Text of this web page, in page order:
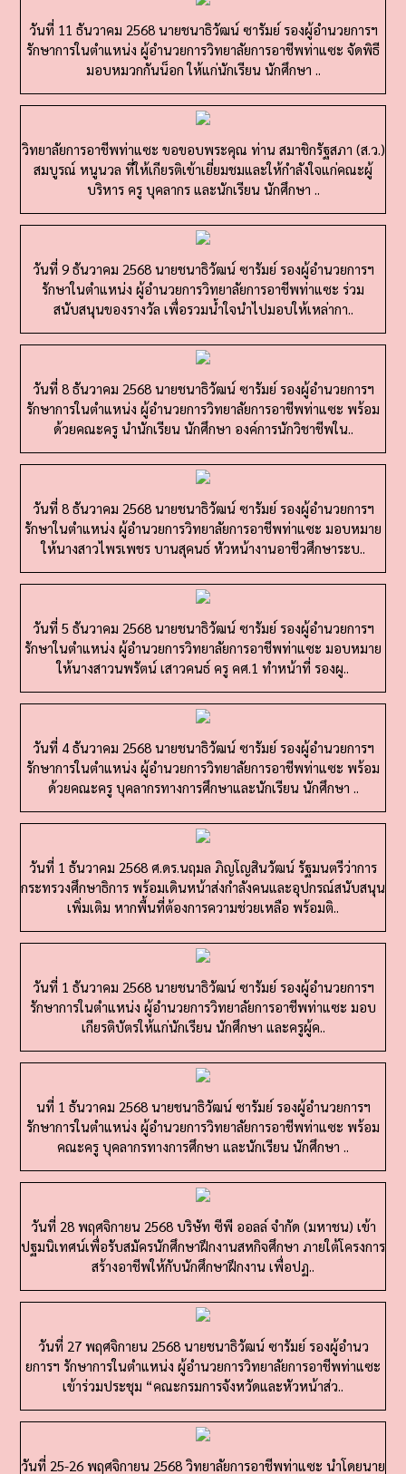
วันที่ 11 ธันวาคม 2568 นายชนาธิวัฒน์ ซารัมย์ รองผู้อำนวยการฯ
รักษาการในตำแหน่ง ผู้อำนวยการวิทยาลัยการอาชีพท่าแซะ จัดพิธี
มอบหมวกกันน็อก ให้แก่นักเรียน นักศึกษา ..
วิทยาลัยการอาชีพท่าแซะ ขอขอบพระคุณ ท่าน สมาชิกรัฐสภา (ส.ว.)
สมบูรณ์ หนูนวล ที่ให้เกียรติเข้าเยี่ยมชมและให้กำลังใจแก่คณะผู้
บริหาร ครู บุคลากร และนักเรียน นักศึกษา ..
วันที่ 9 ธันวาคม 2568 นายชนาธิวัฒน์ ซารัมย์ รองผู้อำนวยการฯ
รักษาในตำแหน่ง ผู้อำนวยการวิทยาลัยการอาชีพท่าแซะ ร่วม
สนับสนุนของรางวัล เพื่อรวมน้ำใจนำไปมอบให้เหล่ากา..
วันที่ 8 ธันวาคม 2568 นายชนาธิวัฒน์ ซารัมย์ รองผู้อำนวยการฯ
รักษาการในตำแหน่ง ผู้อำนวยการวิทยาลัยการอาชีพท่าแซะ พร้อม
ด้วยคณะครู นำนักเรียน นักศึกษา องค์การนักวิชาชีพใน..
วันที่ 8 ธันวาคม 2568 นายชนาธิวัฒน์ ซารัมย์ รองผู้อำนวยการฯ
รักษาในตำแหน่ง ผู้อำนวยการวิทยาลัยการอาชีพท่าแซะ มอบหมาย
ให้นางสาวไพรเพชร บานสุคนธ์ หัวหน้างานอาชีวศึกษาระบ..
วันที่ 5 ธันวาคม 2568 นายชนาธิวัฒน์ ซารัมย์ รองผู้อำนวยการฯ
รักษาในตำแหน่ง ผู้อำนวยการวิทยาลัยการอาชีพท่าแซะ มอบหมาย
ให้นางสาวนพรัตน์ เสาวคนธ์ ครู คศ.1 ทำหน้าที่ รองผู..
วันที่ 4 ธันวาคม 2568 นายชนาธิวัฒน์ ซารัมย์ รองผู้อำนวยการฯ
รักษาการในตำแหน่ง ผู้อำนวยการวิทยาลัยการอาชีพท่าแซะ พร้อม
ด้วยคณะครู บุคลากรทางการศึกษาและนักเรียน นักศึกษา ..
วันที่ 1 ธันวาคม 2568 ศ.ดร.นฤมล ภิญโญสินวัฒน์ รัฐมนตรีว่าการ
กระทรวงศึกษาธิการ พร้อมเดินหน้าส่งกำลังคนและอุปกรณ์สนับสนุน
เพิ่มเติม หากพื้นที่ต้องการความช่วยเหลือ พร้อมติ..
วันที่ 1 ธันวาคม 2568 นายชนาธิวัฒน์ ซารัมย์ รองผู้อำนวยการฯ
รักษาการในตำแหน่ง ผู้อำนวยการวิทยาลัยการอาชีพท่าแซะ มอบ
เกียรติบัตรให้แก่นักเรียน นักศึกษา และครูผู้ค..
นที่ 1 ธันวาคม 2568 นายชนาธิวัฒน์ ซารัมย์ รองผู้อำนวยการฯ
รักษาการในตำแหน่ง ผู้อำนวยการวิทยาลัยการอาชีพท่าแซะ พร้อม
คณะครู บุคลากรทางการศึกษา และนักเรียน นักศึกษา ..
วันที่ 28 พฤศจิกายน 2568 บริษัท ซีพี ออลล์ จำกัด (มหาชน) เข้า
ปฐมนิเทศน์เพื่อรับสมัครนักศึกษาฝึกงานสหกิจศึกษา ภายใต้โครงการ
สร้างอาชีพให้กับนักศึกษาฝึกงาน เพื่อปฏ..
วันที่ 27 พฤศจิกายน 2568 นายชนาธิวัฒน์ ซารัมย์ รองผู้อำนว
ยการฯ รักษาการในตำแหน่ง ผู้อำนวยการวิทยาลัยการอาชีพท่าแซะ
เข้าร่วมประชุม “คณะกรมการจังหวัดและหัวหน้าส่ว..
วันที่ 25-26 พฤศจิกายน 2568 วิทยาลัยการอาชีพท่าแซะ นำโดยนาย
ชนาธิวัฒน์ ซารัมย์ รองผู้อำนวยการฯ รักษาการในตำแหน่ง ผู้อำนวย